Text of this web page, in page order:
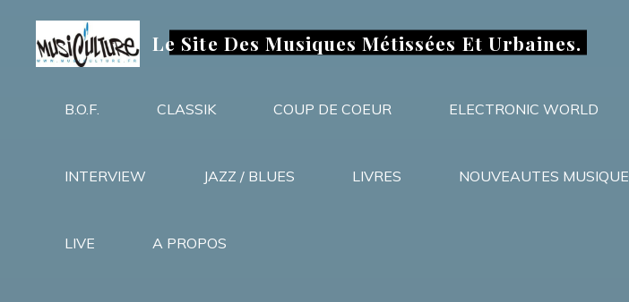
contenu
Le Site Des Musiques Métissées Et Urbaines.
B.O.F. CLASSIK COUP DE COEUR ELECTRONIC WORLD
INTERVIEW JAZZ / BLUES LIVRES NOUVEAUTES MUSIQUE
LIVE A PROPOS